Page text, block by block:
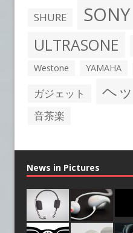
SHURE SONY
ULTRASONE
Westone YAMAHA
ガジェット ヘ
音茶楽
News in Pictures